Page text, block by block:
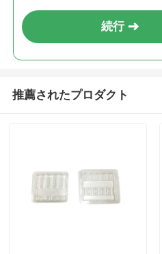
続行
推薦されたプロダクト